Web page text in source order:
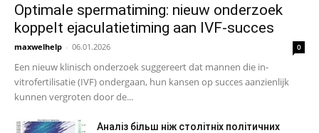
Optimale spermatiming: nieuw onderzoek
koppelt ejaculatietiming aan IVF-succes
maxwelhelp - 06.01.2026 0
Een nieuw klinisch onderzoek suggereert dat mannen die in-
vitrofertilisatie (IVF) ondergaan, hun kansen op succes aanzienlijk
kunnen vergroten door de...
Аналіз більш ніж столітніх політичних